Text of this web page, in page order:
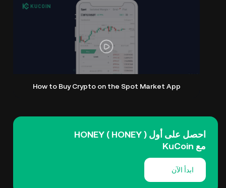
How to Buy Crypto on the Spot Market App
احصل على أول HONEY ( HONEY )
مع KuCoin
ابدأ الآن